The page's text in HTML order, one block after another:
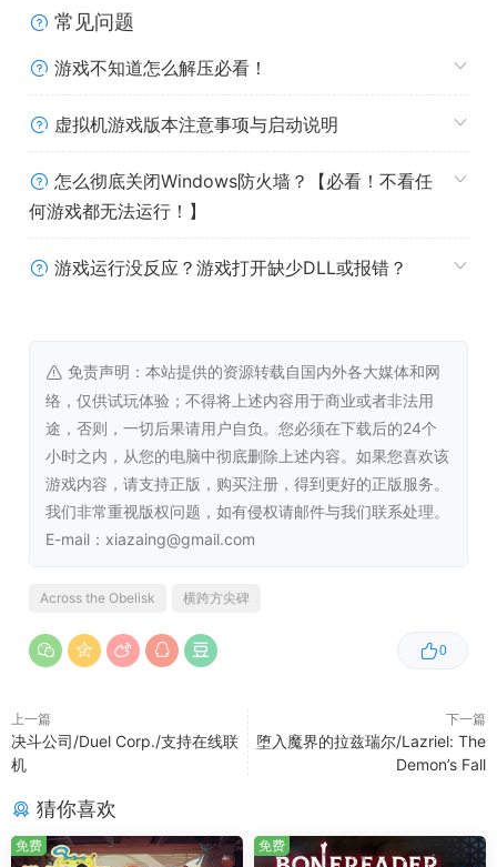
四个章节，每一章都有可怕的头目，还要小心旅途中
从选择丰富的可升级的卡牌和物品中建立牌组。每次
使用不同方式组合角色职业，寻找最喜欢的游玩风
格。您会用强大的战士压制敌人，还是运用机智派遣
想要进行艰难的 Roguelike 挑战吗？那就试试方尖碑
众多策略通往胜利。
定期更新和内容推出会让您一次次回归瑟能西亚。
想要对抗其他玩家来考验自己吗？那就进行每周挑战
模式吧。牌组和地图是预先设定；能否成功就取决于
您的技巧。
归功于跨平台游玩功能，可以与其他平台的玩家组
常见问题
游戏不知道怎么解压必看！
虚拟机游戏版本注意事项与启动说明
怎么彻底关闭Windows防火墙？【必看！不看任
何游戏都无法运行！】
游戏运行没反应？游戏打开缺少DLL或报错？
免责声明：本站提供的资源转载自国内外各大媒体和网
络，仅供试玩体验；不得将上述内容用于商业或者非法用
途，否则，一切后果请用户自负。您必须在下载后的24个
小时之内，从您的电脑中彻底删除上述内容。如果您喜欢该
游戏内容，请支持正版，购买注册，得到更好的正版服务。
我们非常重视版权问题，如有侵权请邮件与我们联系处理。
E-mail：xiazaing@gmail.com
0
Across the Obelisk 横跨方尖碑
上一篇
决斗公司/Duel Corp./支持在线联
机
下一篇
堕入魔界的拉兹瑞尔/Lazriel: The
Demon’s Fall
猜你喜欢
免费 免费